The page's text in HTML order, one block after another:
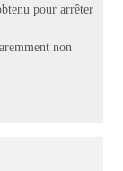
pour arrêter
non